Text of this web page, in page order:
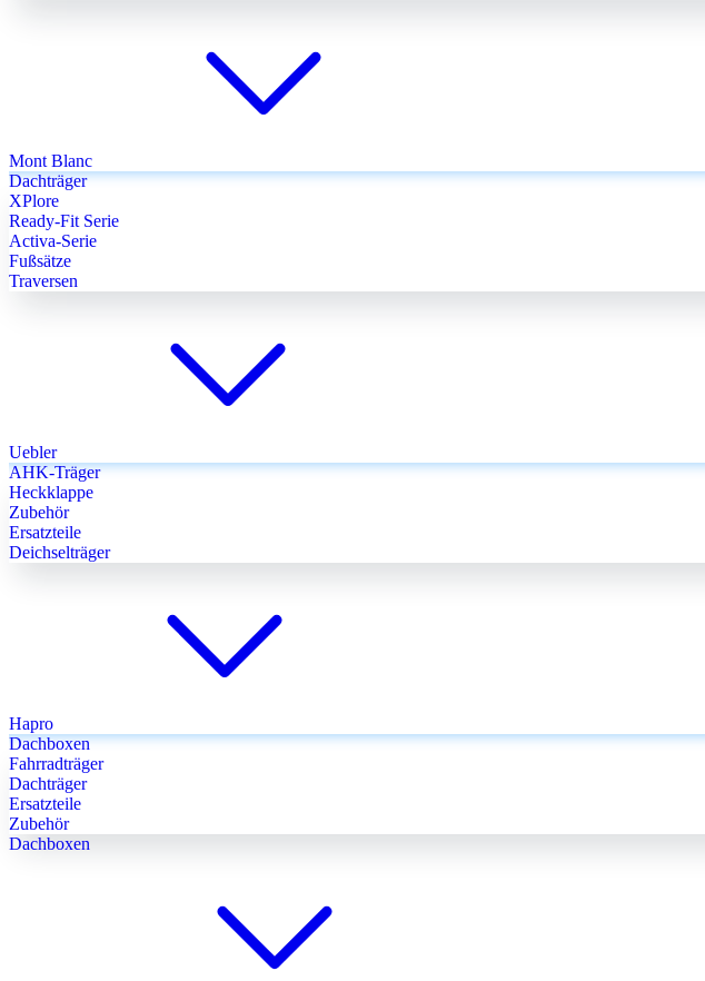
Mont Blanc
Dachträger
XPlore
Ready-Fit Serie
Activa-Serie
Fußsätze
Traversen
Uebler
AHK-Träger
Heckklappe
Zubehör
Ersatzteile
Deichselträger
Hapro
Dachboxen
Fahrradträger
Dachträger
Ersatzteile
Zubehör
Dachboxen